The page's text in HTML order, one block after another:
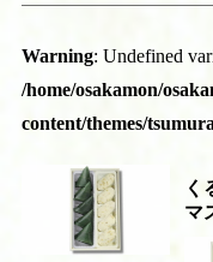
Warning: Undefined
/home/osakamon/
content/themes/
く
マ